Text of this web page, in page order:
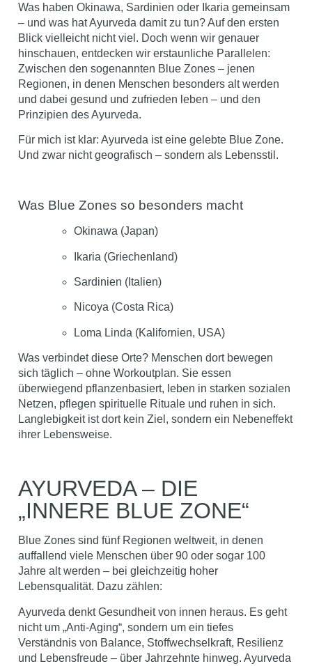
Was haben Okinawa, Sardinien oder Ikaria gemeinsam
– und was hat Ayurveda damit zu tun? Auf den ersten
Blick vielleicht nicht viel. Doch wenn wir genauer
hinschauen, entdecken wir erstaunliche Parallelen:
Zwischen den sogenannten Blue Zones – jenen
Regionen, in denen Menschen besonders alt werden
und dabei gesund und zufrieden leben – und den
Prinzipien des Ayurveda.
Für mich ist klar: Ayurveda ist eine gelebte Blue Zone.
Und zwar nicht geografisch – sondern als Lebensstil.
Was Blue Zones so besonders macht
Okinawa (Japan)
Ikaria (Griechenland)
Sardinien (Italien)
Nicoya (Costa Rica)
Loma Linda (Kalifornien, USA)
Was verbindet diese Orte? Menschen dort bewegen
sich täglich – ohne Workoutplan. Sie essen
überwiegend pflanzenbasiert, leben in starken sozialen
Netzen, pflegen spirituelle Rituale und ruhen in sich.
Langlebigkeit ist dort kein Ziel, sondern ein Nebeneffekt
ihrer Lebensweise.
AYURVEDA – DIE
„INNERE BLUE ZONE“
Blue Zones sind fünf Regionen weltweit, in denen
auffallend viele Menschen über 90 oder sogar 100
Jahre alt werden – bei gleichzeitig hoher
Lebensqualität. Dazu zählen:
Ayurveda denkt Gesundheit von innen heraus. Es geht
nicht um „Anti-Aging“, sondern um ein tiefes
Verständnis von Balance, Stoffwechselkraft, Resilienz
und Lebensfreude – über Jahrzehnte hinweg. Ayurveda